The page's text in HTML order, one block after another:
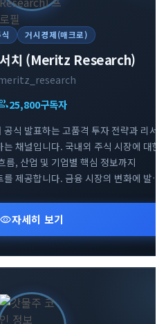
거시경제(매크로)
서치 (Meritz Research)
25,800구독자
식 발표하는 고품격 투자 전략과 리서
채널입니다. 국내외 주식 시장에 대한
름, 산업 및 기업별 핵심 정보까지
제공합니다. 금융 시장의 변화에 발
드립니다.
visibility자세히 보기